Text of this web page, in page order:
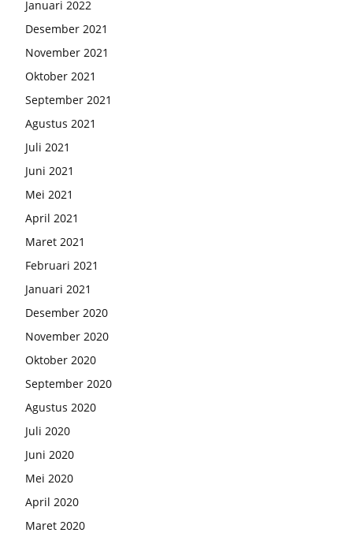
Januari 2022
Desember 2021
November 2021
Oktober 2021
September 2021
Agustus 2021
Juli 2021
Juni 2021
Mei 2021
April 2021
Maret 2021
Februari 2021
Januari 2021
Desember 2020
November 2020
Oktober 2020
September 2020
Agustus 2020
Juli 2020
Juni 2020
Mei 2020
April 2020
Maret 2020